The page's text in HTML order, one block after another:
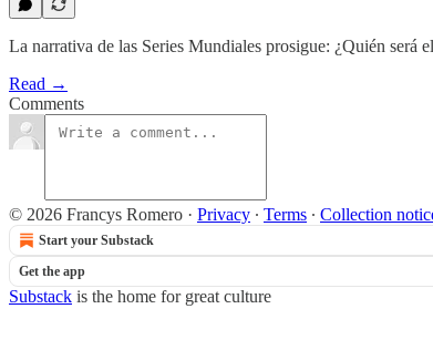
La narrativa de las Series Mundiales prosigue: ¿Quién será
Read →
Comments
© 2026 Francys Romero · Privacy ∙ Terms ∙ Collection
Start your Substack
Get the app
Substack is the home for great culture